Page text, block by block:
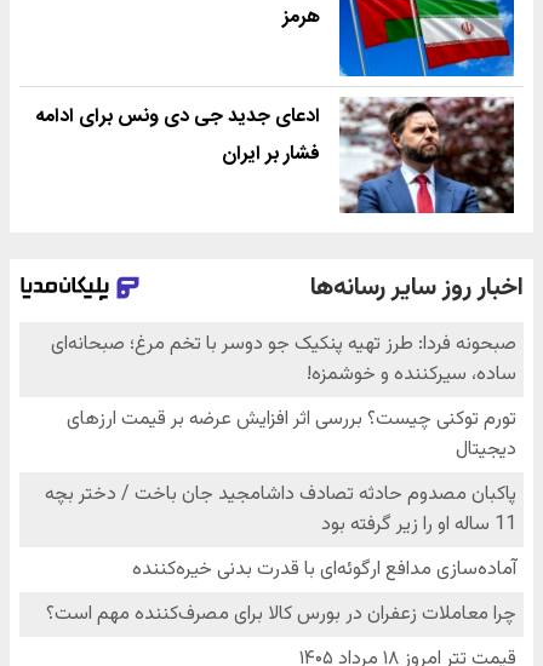
هرمز
ادعای جدید جی دی ونس برای ادامه
فشار بر ایران